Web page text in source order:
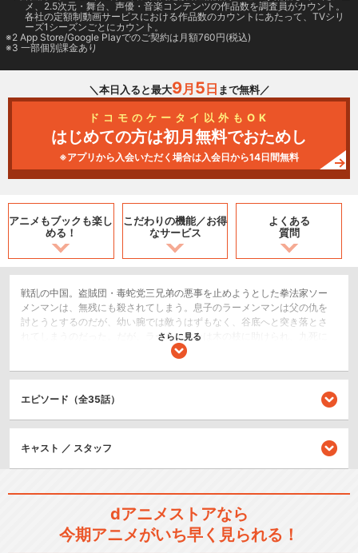
メ、2.5次元・舞台、声優・音楽コンテンツの作品数を調査員がカウント。
各社の定額制動画サービスにおける作品数のカウントにあたって、TVシリ
ーズ1シーズンごとにカウント。
2 App Store/Google Playでのご契約は月額760円(税込)
3 一部個別課金あり
＼本日入ると最大9月 5 日 まで無料／
ドコモのケータイ以外もOK
はじめての方は初月無料でおためし
※アプリから入会いただく場合は入会日から14日間無料
アニメもブックも楽し
める！
こだわりの機能／お得
なサービス
よくある
質問
戦乱の中国。盗賊団・毒蛇党三兄弟の悪事を止めようとした拳法家ソー
メンマンは、無残にも殺されてしまう。息子のラーメンマンは父の仇を
討とうとするのだが、幼い腕では敵うはずもなく、谷底へと突き落とさ
れてしまうのだった。だが、ラーメンマンは木の枝に助けられ、九死に
一生を得た。彼は超人拳法の使い手である陳老師と出会い、弟子入りす
抜いたラーメンマンは、免許皆伝の証として闘龍極意書と、美来斗利
偉・拉麺男の名を授けられる。そしてついに、父の仇である毒蛇党を葬
り去ることに成功。だが、戦いの中で己の未熟さを悟ったラーメンマン
は、弟子入りを志願してきたシューマイと共に、当てのない修行の旅に
シリーズ／関連のアニメ作品
さらに見る
エピソード（全35話）
キャスト ／ スタッフ
dアニメストアなら
今期アニメがいち早く見られる！